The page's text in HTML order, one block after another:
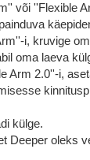
või ''Flexible
i, kruvige
oma laeva
Arm 2.0''-i,
külge.
Deeper oleks